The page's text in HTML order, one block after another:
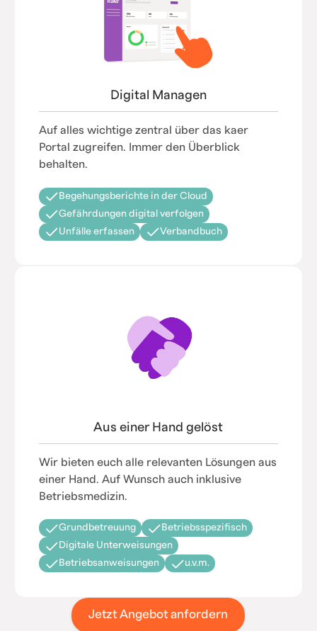
Digital Managen
Auf alles wichtige zentral über das kaer
Portal zugreifen. Immer den Überblick
behalten.
Begehungsberichte in der Cloud
Gefährdungen digital verfolgen
Unfälle erfassen
Verbandbuch
Aus einer Hand gelöst
Wir bieten euch alle relevanten Lösungen aus
einer Hand. Auf Wunsch auch inklusive
Betriebsmedizin.
Grundbetreuung
Betriebsspezifisch
Digitale Unterweisungen
Betriebsanweisungen
u.v.m.
Jetzt Angebot anfordern